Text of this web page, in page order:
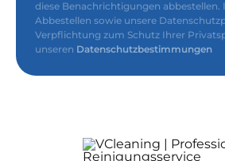
diese Benachrichtigungen
Abbestellen sowie unsere
Verpflichtung zum Schutz Ihrer
unseren Datenschutzbestimmungen